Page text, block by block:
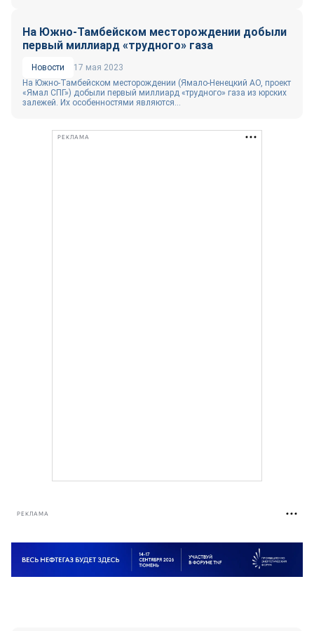
На Южно-Тамбейском месторождении добыли
первый миллиард «трудного» газа
Новости
17 мая 2023
На Южно-Тамбейском месторождении (Ямало-Ненецкий АО, проект
«Ямал СПГ») добыли первый миллиард «трудного» газа из юрских
залежей. Их особенностями являются...
РЕКЛАМА
РЕКЛАМА